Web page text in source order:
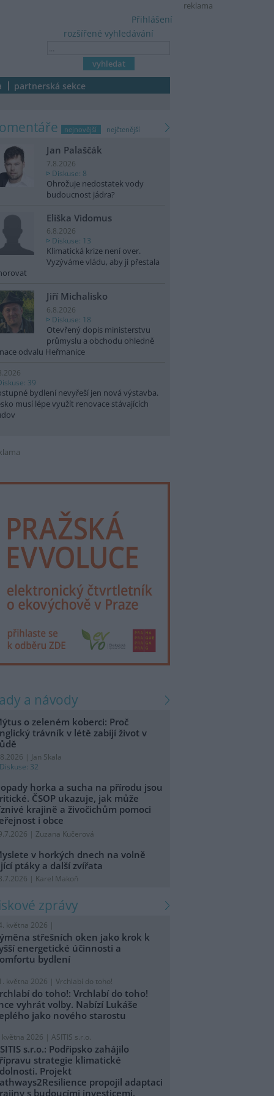
reklama
rozšířené vyhledávání
Přihlášení
partnerská sekce
nejnovější nejčtenější
Jan Palaščák
7.8.2026
Diskuse: 8
Ohrožuje nedostatek vody
budoucnost jádra?
Eliška Vidomus
6.8.2026
Diskuse: 13
Klimatická krize není over.
Vyzýváme vládu, aby ji přestala
Jiří Michalisko
6.8.2026
Diskuse: 18
Otevřený dopis ministerstvu
průmyslu a obchodu ohledně
odvalu Heřmanice
39
bydlení nevyřeší jen nová výstavba.
musí lépe využít renovace stávajících
a návody
o zeleném koberci: Proč
trávník v létě zabíjí život v
| Jan Skala
Diskuse: 32
horka a sucha na přírodu jsou
ČSOP ukazuje, jak může
krajině a živočichům pomoci
i obce
| Zuzana Kučerová
v horkých dnech na volně
ptáky a další zvířata
| Karel Makoň
zprávy
května 2026 |
střešních oken jako krok k
energetické účinnosti a
bydlení
května 2026 | Vrchlabí do toho!
do toho!: Vrchlabí do toho!
vyhrát volby. Nabízí Lukáše
jako nového starostu
května 2026 | ASITIS s.r.o.
s.r.o.: Podřipsko zahájilo
strategie klimatické
Projekt
propojil adaptaci
s budoucími investicemi.